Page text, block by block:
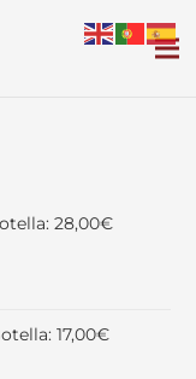
28,00€
17,00€